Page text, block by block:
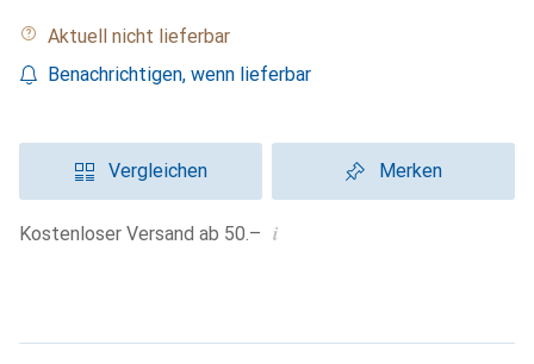
Aktuell nicht lieferbar
Benachrichtigen, wenn lieferbar
Vergleichen Merken
Kostenloser Versand ab 50.– i